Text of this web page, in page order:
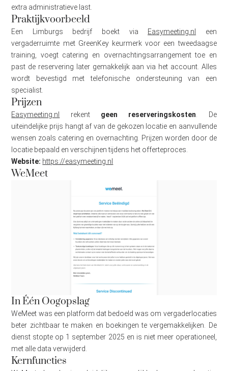
extra administratieve last.
Praktijkvoorbeeld
Een Limburgs bedrijf boekt via Easymeeting.nl
een
vergaderruimte met GreenKey keurmerk voor een tweedaagse
training, voegt catering en overnachtingsarrangement toe en
past de reservering later gemakkelijk aan via het account. Alles
wordt bevestigd met telefonische ondersteuning van een
specialist.
Prijzen
Easymeeting.nl rekent geen reserveringskosten . De
uiteindelijke prijs hangt af van de gekozen locatie en aanvullende
wensen zoals catering en overnachting. Prijzen worden door de
locatie bepaald en verschijnen tijdens het offerteproces.
Website: https://easymeeting.nl
WeMeet
In Één Oogopslag
WeMeet was een platform dat bedoeld was om vergaderlocaties
beter zichtbaar te maken en boekingen te vergemakkelijken. De
dienst stopte op 1 september 2025 en is niet meer operationeel,
met alle data verwijderd.
Kernfuncties